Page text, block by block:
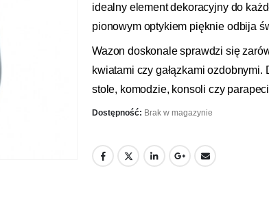
idealny element dekoracyjny do
pionowym optykiem pięknie odbija
Wazon doskonale sprawdzi się
kwiatami czy gałązkami
stole, komodzie, konsoli czy
Dostępność: Brak w magazynie